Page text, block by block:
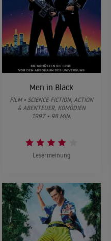
Men in Black
FILM • SCIENCE-FICTION, ACTION
& ABENTEUER, KOMÖDIEN
1997 • 98 MIN.
Lesermeinung